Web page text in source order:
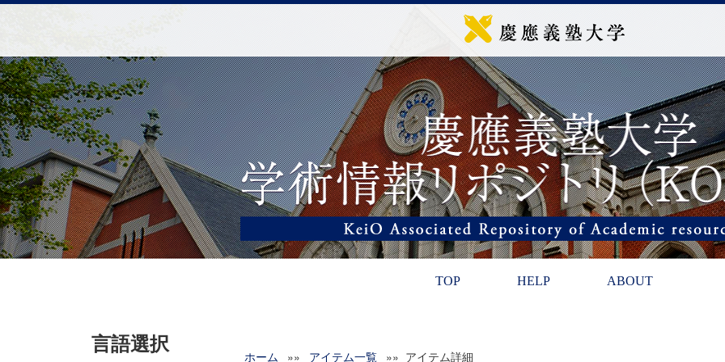
TOP HELP ABOUT
言語選択
ホーム »» アイテム一覧 »» アイテム詳細